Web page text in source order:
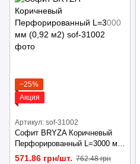
−25%
Акция
Артикул: sof-31002
Софит BRYZA Коричневый
Перфорированный L=3000 мм
(0,92 м2)
571.86 грн/шт. 762.48 грн